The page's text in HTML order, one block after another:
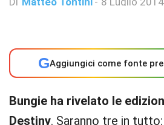
GAggiungici come fonte
Bungie ha rivelato le
Destiny. Saranno tre in